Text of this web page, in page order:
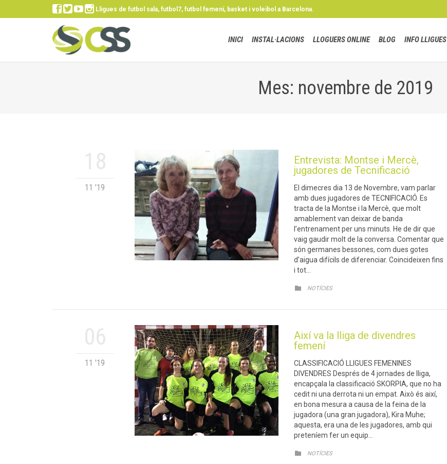
 Lligues de futbol sala, futbol7, futbol femení, basket i voleibol a Barcelona.
INICI INSTAL·LACIONS LLOGUERS ONLINE BLOG INFO LLIGUES
Mes: novembre de 2019
11 '19
Entrevista: Montse i Mercè,
jugadores de Tecnificació
El dimecres dia 13 de Novembre, vam parlar
amb dues jugadores de TECNIFICACIÓ. Es
tracta de la Montse i la Mercè, que molt
amablement van deixar de banda
l’entrenament per uns minuts. He de dir que
vaig gaudir molt de la conversa. Comentar que
són germanes bessones, com dues gotes
d’aigua difícils de diferenciar. Coincideixen fins
i tot…
 CATEGORY
NOTÍCIES
11 '19
Així va la lliga de divendres
femení
CLASSIFICACIÓ LLIGUES FEMENINES
DIVENDRES Després de 4 jornades de lliga,
encapçala la classificació SKORPIA, que no ha
cedit ni una derrota ni un empat. Això és així,
en bona mesura a causa de la feina de la
jugadora (una gran jugadora), Kira Muhe;
aquesta, era una de les jugadores, amb qui
preteníem fer un equip…
 CATEGORY
NOTÍCIES